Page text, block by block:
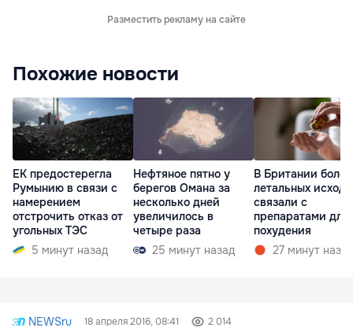
Разместить рекламу на сайте
Похожие новости
ЕК предостерегла
Румынию в связи с
намерением
отстрочить отказ от
угольных ТЭС
5 минут назад
Нефтяное пятно у
берегов Омана за
несколько дней
увеличилось в
четыре раза
25 минут назад
В Британии
летальных
связали с
препаратами для
похудения
27 минут назад
NEWSru 18 апреля 2016, 08:41 2 014